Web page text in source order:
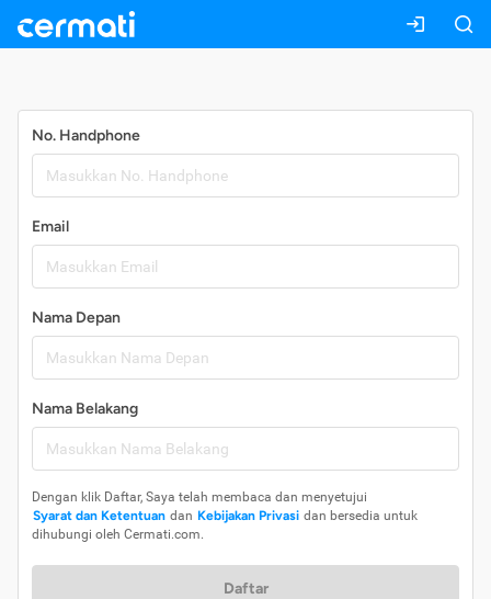
No. Handphone
Email
Nama Depan
Nama Belakang
Dengan klik Daftar, Saya telah membaca dan menyetujui
Syarat dan Ketentuan dan Kebijakan Privasi dan bersedia untuk
dihubungi oleh Cermati.com.
Daftar